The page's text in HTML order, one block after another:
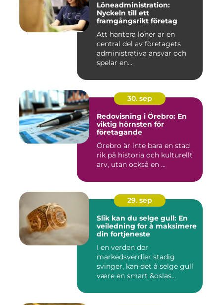
Löneadministration:
Nyckeln till ett
framgångsrikt företag
Att hantera löner är en
central del av företagets
administrativa ansvar och
spelar en...
30. sep
Redovisning i Örebro: En
viktig hörnsten för
företagande
Örebro är inte bara en stad
rik på historia och kulturellt
arv, utan också en ...
29. sep
Slik kan du selge gull: En
veiledning for å maksimere
din fortjeneste
I en verden der
markedsverdier stadig
svinger, kan det å selge gull
være en smart &oslas...